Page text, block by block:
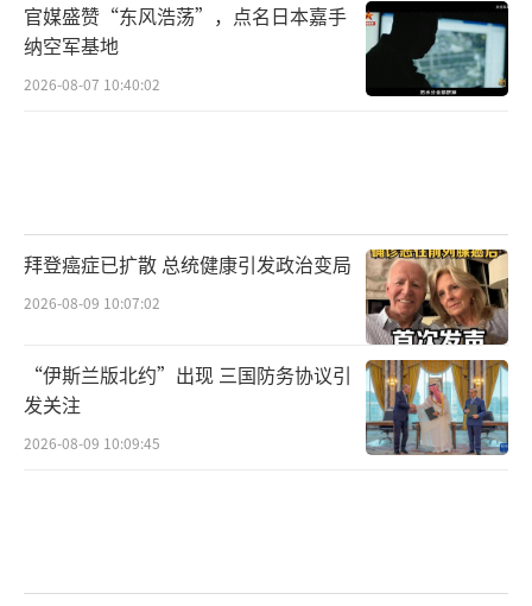
官媒盛赞“东风浩荡”，点名日本嘉手
纳空军基地
2026-08-07 10:40:02
拜登癌症已扩散 总统健康引发政治变局
2026-08-09 10:07:02
“伊斯兰版北约”出现 三国防务协议引
发关注
2026-08-09 10:09:45